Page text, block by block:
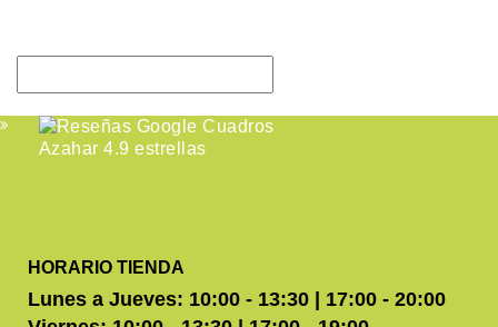
HORARIO TIENDA
Lunes a Jueves: 10:00 - 13:30 | 17:00 - 20:00